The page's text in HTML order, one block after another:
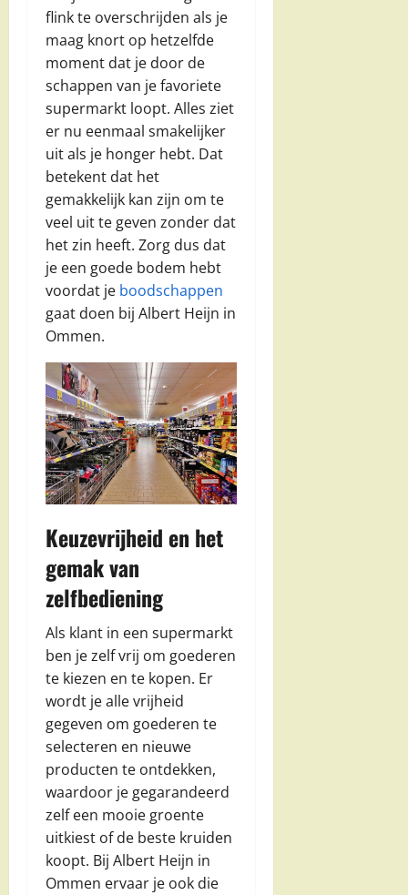
flink te overschrijden als je
maag knort op hetzelfde
moment dat je door de
schappen van je favoriete
supermarkt loopt. Alles ziet
er nu eenmaal smakelijker
uit als je honger hebt. Dat
betekent dat het
gemakkelijk kan zijn om te
veel uit te geven zonder dat
het zin heeft. Zorg dus dat
je een goede bodem hebt
voordat je boodschappen
gaat doen bij Albert Heijn in
Ommen.
Keuzevrijheid en het
gemak van
zelfbediening
Als klant in een supermarkt
ben je zelf vrij om goederen
te kiezen en te kopen. Er
wordt je alle vrijheid
gegeven om goederen te
selecteren en nieuwe
producten te ontdekken,
waardoor je gegarandeerd
zelf een mooie groente
uitkiest of de beste kruiden
koopt. Bij Albert Heijn in
Ommen ervaar je ook die